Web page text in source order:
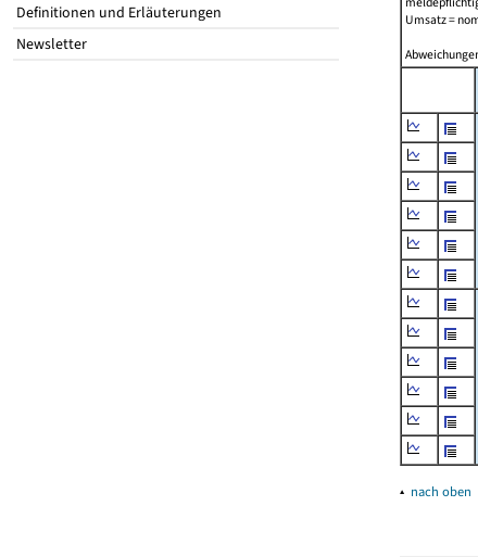
Definitionen und Erläuterungen
Newsletter
Umsatz =
▴ nach oben